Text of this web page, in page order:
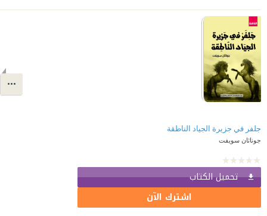
جلفر في جزيرة الجياد الناطقة
جوناثان سويفت
تحميل الكتاب
اشترك الآن